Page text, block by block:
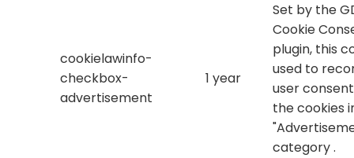
cookielawinfo-
checkbox-
advertisement
1 year
Set by the
Cookie
plugin, this
used to
user
the cookies
category .